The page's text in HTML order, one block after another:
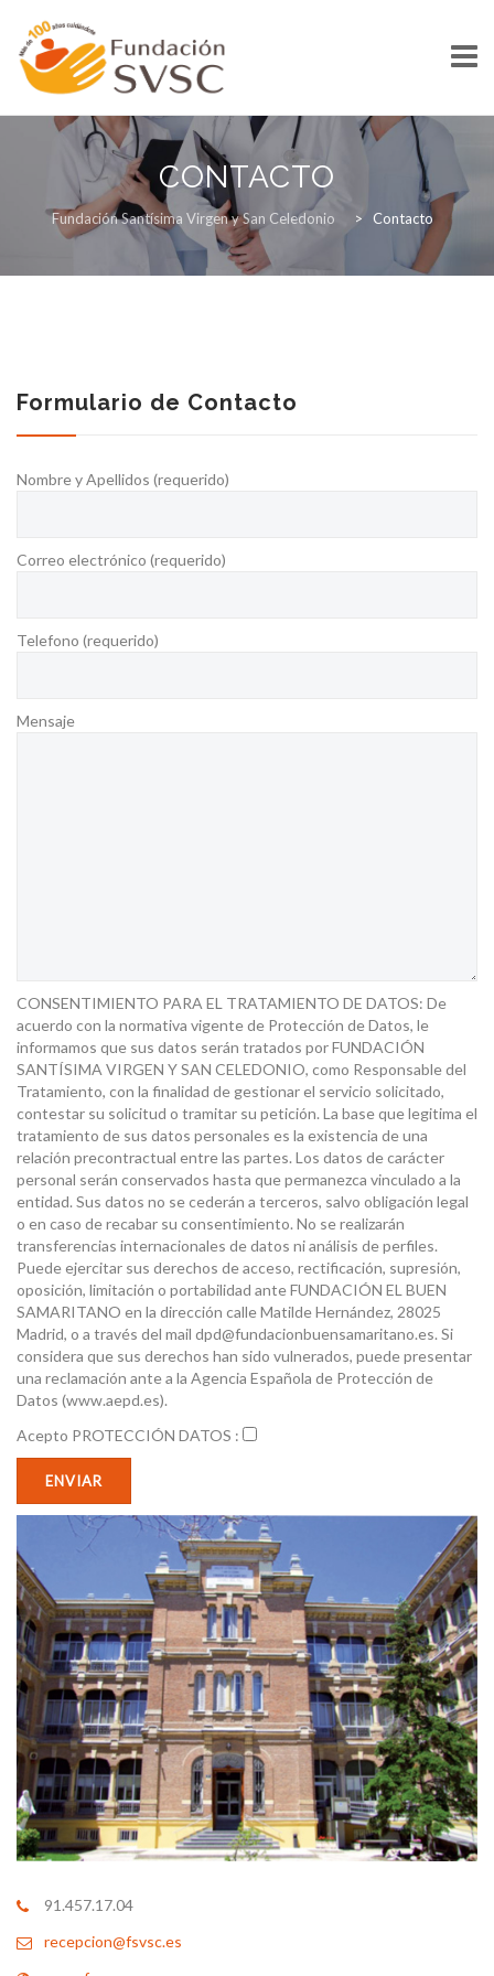
CONTACTO
CONTACTO
Fundación Santísima Virgen y San Celedonio > Contacto
Formulario de Contacto
Nombre y Apellidos (requerido)
Correo electrónico (requerido)
Telefono (requerido)
Mensaje
CONSENTIMIENTO PARA EL TRATAMIENTO DE DATOS: De
acuerdo con la normativa vigente de Protección de Datos, le
informamos que sus datos serán tratados por FUNDACIÓN
SANTÍSIMA VIRGEN Y SAN CELEDONIO, como Responsable del
Tratamiento, con la finalidad de gestionar el servicio solicitado,
contestar su solicitud o tramitar su petición. La base que legitima el
tratamiento de sus datos personales es la existencia de una
relación precontractual entre las partes. Los datos de carácter
personal serán conservados hasta que permanezca vinculado a la
entidad. Sus datos no se cederán a terceros, salvo obligación legal
o en caso de recabar su consentimiento. No se realizarán
transferencias internacionales de datos ni análisis de perfiles.
Puede ejercitar sus derechos de acceso, rectificación, supresión,
oposición, limitación o portabilidad ante FUNDACIÓN EL BUEN
SAMARITANO en la dirección calle Matilde Hernández, 28025
Madrid, o a través del mail dpd@fundacionbuensamaritano.es. Si
considera que sus derechos han sido vulnerados, puede presentar
una reclamación ante a la Agencia Española de Protección de
Datos (www.aepd.es).
Acepto PROTECCIÓN DATOS :
91.457.17.04
recepcion@fsvsc.es